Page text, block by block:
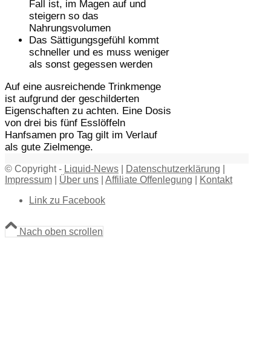
Fall ist, im Magen auf und
steigern so das
Nahrungsvolumen
Das Sättigungsgefühl kommt
schneller und es muss weniger
als sonst gegessen werden
Auf eine ausreichende Trinkmenge
ist aufgrund der geschilderten
Eigenschaften zu achten. Eine Dosis
von drei bis fünf Esslöffeln
Hanfsamen pro Tag gilt im Verlauf
als gute Zielmenge.
© Copyright - Liquid-News Datenschutzerklärung
Impressum
Über uns Affiliate Offenlegung
Kontakt
Link zu Facebook
Nach oben scrollen